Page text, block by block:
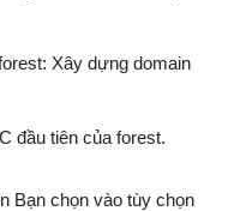
Xây dựng domain
đầu tiên của forest.
Bạn chọn vào tùy chọn